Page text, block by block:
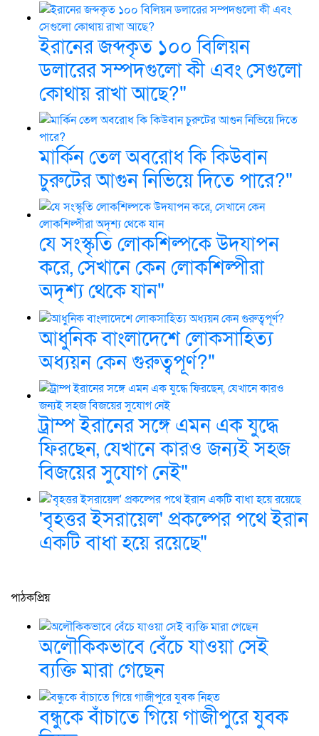
ইরানের জব্দকৃত ১০০ বিলিয়ন
ডলারের সম্পদগুলো কী এবং সেগুলো
কোথায় রাখা আছে?"
মার্কিন তেল অবরোধ কি কিউবান
চুরুটের আগুন নিভিয়ে দিতে পারে?"
যে সংস্কৃতি লোকশিল্পকে উদযাপন
করে, সেখানে কেন লোকশিল্পীরা
অদৃশ্য থেকে যান"
আধুনিক বাংলাদেশে লোকসাহিত্য
অধ্যয়ন কেন গুরুত্বপূর্ণ?"
ট্রাম্প ইরানের সঙ্গে এমন এক যুদ্ধে
ফিরছেন, যেখানে কারও জন্যই সহজ
বিজয়ের সুযোগ নেই"
'বৃহত্তর ইসরায়েল' প্রকল্পের পথে ইরান
একটি বাধা হয়ে রয়েছে"
পাঠকপ্রিয়
অলৌকিকভাবে বেঁচে যাওয়া সেই
ব্যক্তি মারা গেছেন
বন্ধুকে বাঁচাতে গিয়ে গাজীপুরে যুবক